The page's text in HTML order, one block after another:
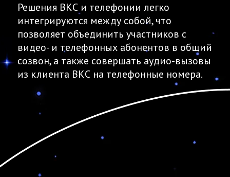
Решения ВКС и телефонии легко
интегрируются между собой, что
позволяет объединить участников с
видео- и телефонных абонентов в общий
созвон, а также совершать аудио-вызовы
из клиента ВКС на телефонные номера.